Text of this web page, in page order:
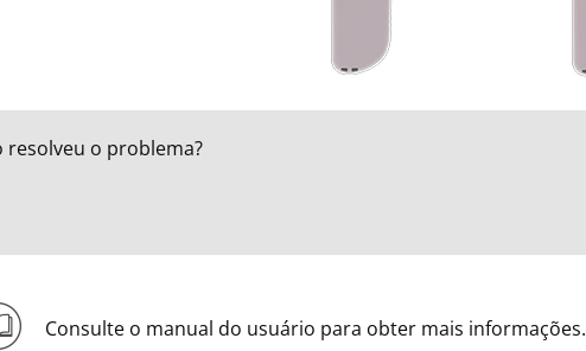
resolveu o problema?
Consulte o manual do usuário para obter mais informações.